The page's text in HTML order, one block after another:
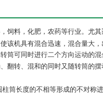
饲料，化肥，农药等行业。尤
该机具有混合迅速，混合量大，
筒可同时进行二个方向运动的
翻转、混和的同时又随转筒的
筒长度的不相等形成的不对称